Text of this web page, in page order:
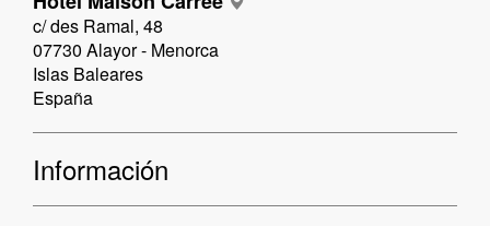
c/ des Ramal, 48
07730 Alayor - Menorca
Islas Baleares
España
Información